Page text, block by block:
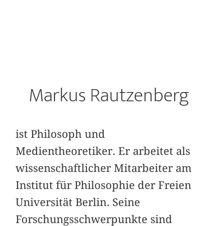
Markus Rautzenberg
ist Philosoph und
Medientheoretiker. Er arbeitet als
wissenschaftlicher Mitarbeiter am
Institut für Philosophie der Freien
Universität Berlin. Seine
Forschungsschwerpunkte sind